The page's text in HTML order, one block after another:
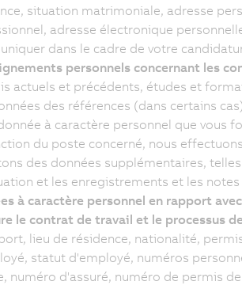
situation matrimoniale, adresse
adresse électronique
dans le cadre de votre
personnels concernant les
actuels et précédents, études et
des références (dans certains
à caractère personnel que vous
du poste concerné, nous
des données supplémentaires,
et les enregistrements et les
à caractère personnel en rapport
le contrat de travail et le processus
lieu de résidence, nationalité,
statut d'employé, numéros
numéro d'assuré, numéro de permis